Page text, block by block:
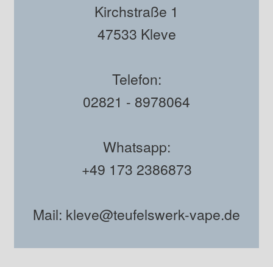
Kirchstraße 1
47533 Kleve
Telefon:
02821 - 8978064
Whatsapp:
+49 173 2386873
Mail: kleve@teufelswerk-vape.de